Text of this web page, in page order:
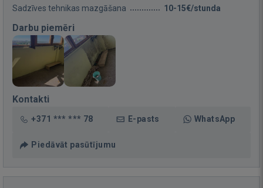
Sadzīves tehnikas mazgāšana 10-15€/stunda
Darbu piemēri
Kontakti
+371 *** *** 78 E-pasts WhatsApp
Piedāvāt pasūtījumu